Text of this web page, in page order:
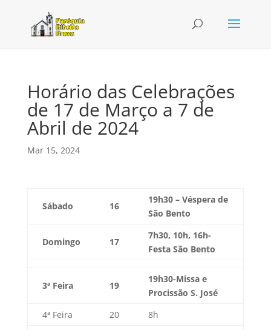
Horário das Celebrações
de 17 de Março a 7 de
Abril de 2024
Mar 15, 2024
Sábado 16
19h30 – Véspera de
São Bento
Domingo 17
7h30, 10h, 16h-
Festa São Bento
3ª Feira 19
19h30-Missa e
Procissão S. José
4ª Feira
20 8h